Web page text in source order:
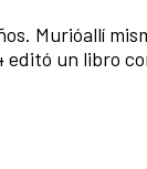
Murióallí
editó un libro